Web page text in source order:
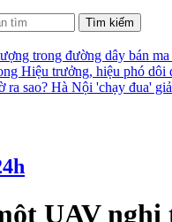
Tìm kiếm
trong đường dây bán
Hiệu trưởng, hiệu phó dôi
ra sao? Hà Nội 'chạy đua'
UAV